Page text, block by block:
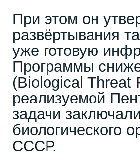
При этом он
развёртывания
уже готовую
Программы
(Biological Threat
реализуемой
задачи
биологического
СССР.